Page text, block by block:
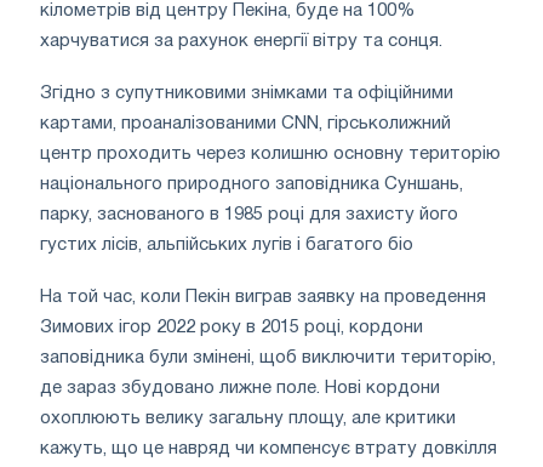
кілометрів від центру Пекіна, буде на 100%
харчуватися за рахунок енергії вітру та сонця.
Згідно з супутниковими знімками та офіційними
картами, проаналізованими CNN, гірськолижний
центр проходить через колишню основну територію
національного природного заповідника Суншань,
парку, заснованого в 1985 році для захисту його
густих лісів, альпійських лугів і багатого біо
На той час, коли Пекін виграв заявку на проведення
Зимових ігор 2022 року в 2015 році, кордони
заповідника були змінені, щоб виключити територію,
де зараз збудовано лижне поле. Нові кордони
охоплюють велику загальну площу, але критики
кажуть, що це навряд чи компенсує втрату довкілля